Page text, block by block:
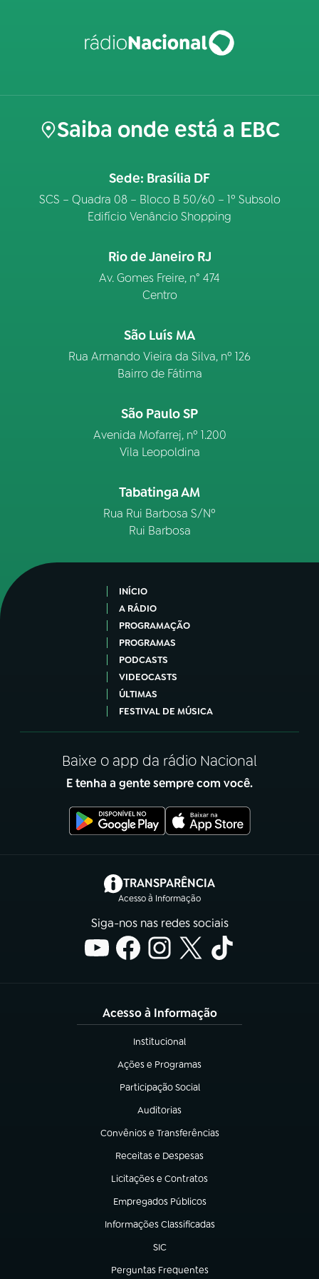
Saiba onde está a EBC
Sede: Brasília DF
SCS – Quadra 08 – Bloco B 50/60 – 1º Subsolo
Edifício Venâncio Shopping
Rio de Janeiro RJ
Av. Gomes Freire, n° 474
Centro
São Luís MA
Rua Armando Vieira da Silva, nº 126
Bairro de Fátima
São Paulo SP
Avenida Mofarrej, nº 1.200
Vila Leopoldina
Tabatinga AM
Rua Rui Barbosa S/Nº
Rui Barbosa
INÍCIO
A RÁDIO
PROGRAMAÇÃO
PROGRAMAS
PODCASTS
VIDEOCASTS
ÚLTIMAS
FESTIVAL DE MÚSICA
Baixe o app da rádio Nacional
E tenha a gente sempre com você.
TRANSPARÊNCIA
Acesso à Informação
(abre em nova aba)
Siga-nos nas redes sociais
Acesso à Informação
Institucional
(abre em nova aba)
Ações e Programas
(abre em nova aba)
Participação Social
(abre em nova aba)
Auditorias
(abre em nova aba)
Convênios e Transferências
(abre em nova aba)
Receitas e Despesas
(abre em nova aba)
Licitações e Contratos
(abre em nova aba)
Empregados Públicos
(abre em nova aba)
Informações Classificadas
(abre em nova aba)
SIC
(abre em nova aba)
Perguntas Frequentes
(abre em nova aba)